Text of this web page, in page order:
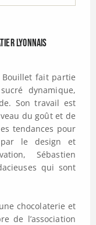
lyonnais
Bouillet fait partie
dynamique,
Son travail est
du goût et de
tendances pour
par le design et
Sébastien
qui sont
chocolaterie et
de l’association